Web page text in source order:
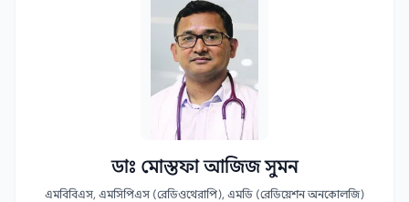
ডাঃ মোস্তফা আজিজ সুমন
এমবিবিএস, এমসিপিএস (রেডিওথেরাপি), এমডি (রেডিয়েশন অনকোলজি)